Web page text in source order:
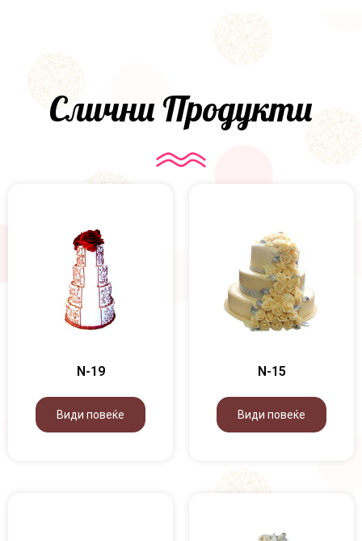
Слични Продукти
N-19
Види повеќе
N-15
Види повеќе